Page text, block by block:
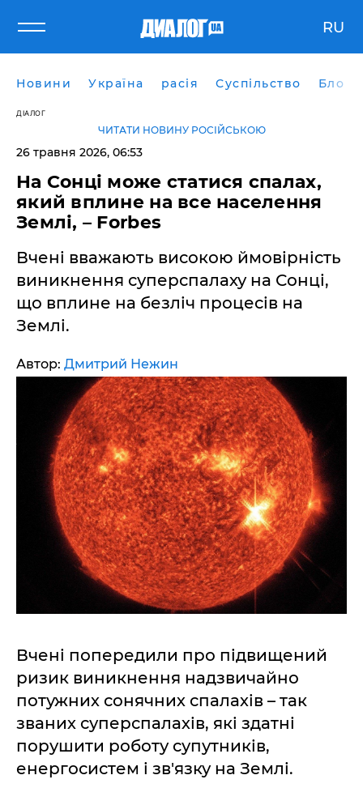
RU
Новини Україна расія Суспільство Блоги
ДІАЛОГ
ЧИТАТИ НОВИНУ РОСІЙСЬКОЮ
26 травня 2026, 06:53
На Сонці може статися спалах,
який вплине на все населення
Землі, – Forbes
Вчені вважають високою ймовірність
виникнення суперспалаху на Сонці,
що вплине на безліч процесів на
Землі.
Автор: Дмитрий Нежин
Вчені попередили про підвищений
ризик виникнення надзвичайно
потужних сонячних спалахів – так
званих суперспалахів, які здатні
порушити роботу супутників,
енергосистем і зв'язку на Землі.